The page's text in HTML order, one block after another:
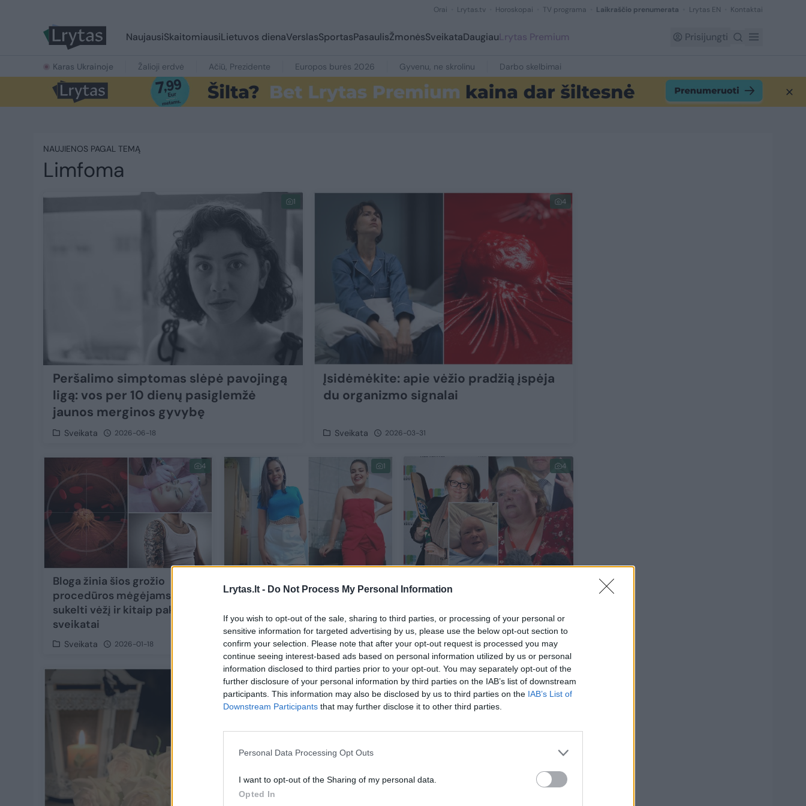
Lrytas.lt - Do Not Process My Personal Information
If you wish to opt-out of the sale, sharing to third parties, or processing of your personal or
sensitive information for targeted advertising by us, please use the below opt-out section to
confirm your selection. Please note that after your opt-out request is processed you may
continue seeing interest-based ads based on personal information utilized by us or personal
information disclosed to third parties prior to your opt-out. You may separately opt-out of the
further disclosure of your personal information by third parties on the IAB’s list of downstream
participants. This information may also be disclosed by us to third parties on the IAB’s List of
Downstream Participants that may further disclose it to other third parties.
Personal Data Processing Opt Outs
I want to opt-out of the Sharing of my personal data.
Opted In
Orai Lrytas.tv Horoskopai TV programa Laikraščio prenumerata Lrytas EN Kontaktai
NaujausiSkaitomiausiLietuvos dienaVerslasSportasPasaulisŽmonėsSveikataDaugiauLrytas Premium Prisijungti
Karas Ukrainoje Žalioji erdvė Ačiū, Prezidente Europos burės 2026 Gyvenu, ne skrolinu Darbo skelbimai
NAUJIENOS PAGAL TEMĄ
Limfoma
1
Peršalimo simptomas slėpė pavojingą
ligą: vos per 10 dienų pasiglemžė
jaunos merginos gyvybę
Sveikata 2026-06-18
4
Įsidėmėkite: apie vėžio pradžią įspėja
du organizmo signalai
Sveikata 2026-03-31
4
Bloga žinia šios grožio
procedūros mėgėjams: gali
sukelti vėžį ir kitaip pakenkti
sveikatai
Sveikata 2026-01-18
1
ranka į kosulį: neįtarė, kad tai
Sveikata 2025-09-14
4
kovojanti garsi aktorė –
paviešino jautrų įrašą
Žmonės 2025-09-06